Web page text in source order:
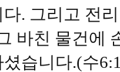
다. 그리고 전
바친 물건에
셨습니다.(수